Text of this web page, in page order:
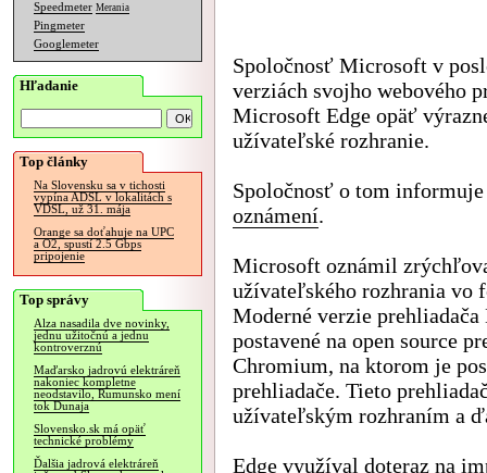
Speedmeter Merania
Pingmeter
Googlemeter
Hľadanie
Top články
Na Slovensku sa v tichosti
vypína ADSL v lokalitách s
VDSL, už 31. mája
Orange sa doťahuje na UPC
a O2, spustí 2.5 Gbps
pripojenie
Top správy
Alza nasadila dve novinky,
jednu užitočnú a jednu
kontroverznú
Maďarsko jadrovú elektráreň
nakoniec kompletne
neodstavilo, Rumunsko mení
tok Dunaja
Slovensko.sk má opäť
technické problémy
Ďalšia jadrová elektráreň
Spoločnosť Microsoft v
verziách svojho webového
Microsoft Edge opäť
užívateľské rozhranie.
Spoločnosť o tom
oznámení.
Microsoft oznámil
užívateľského rozhrania vo
Moderné verzie prehliadača
postavené na open source
Chromium, na ktorom je
prehliadače. Tieto
užívateľským rozhraním a
Edge využíval doteraz na